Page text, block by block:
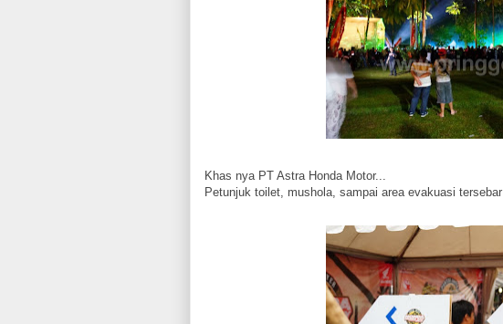
Khas nya PT Astra Honda Motor...
Petunjuk toilet, mushola, sampai area evakuasi tersebar